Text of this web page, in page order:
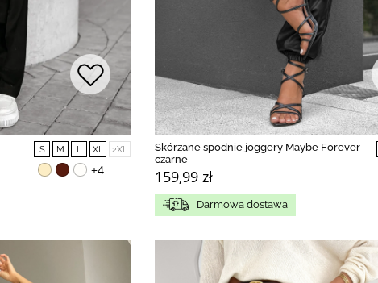
S M L XL 2XL
+4
Skórzane spodnie joggery Maybe Forever
czarne
159,99 zł
Darmowa dostawa